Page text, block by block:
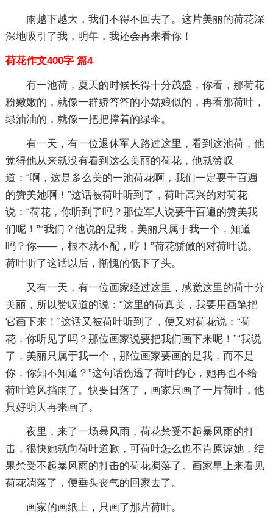
雨越下越大，我们不得不回去了。这片美丽的荷花深
深地吸引了我，明年，我还会再来看你！
荷花作文400字 篇4
有一池荷，夏天的时候长得十分茂盛，你看，那荷花
粉嫩嫩的，就像一群娇答答的小姑娘似的，再看那荷叶，
绿油油的，就像一把把撑着的绿伞。
有一天，有一位退休军人路过这里，看到这池荷，他
觉得他从来就没有看到这么美丽的荷花，他就赞叹
道：“啊，这是多么美的一池荷花啊，我们一定要千百遍
的赞美她啊！”这话被荷叶听到了，荷叶高兴的对荷花
说：“荷花，你听到了吗？那位军人说要千百遍的赞美我
们呢！”“我们？他说的是我，美丽只属于我一个，知道
吗？你——，根本就不配，哼！”荷花骄傲的对荷叶说。
荷叶听了这话以后，惭愧的低下了头。
又有一天，有一位画家经过这里，感觉这里的荷十分
美丽，所以赞叹道的说：“这里的荷真美，我要用画笔把
它画下来！”这话又被荷叶听到了，便又对荷花说：“荷
花，你听见了吗？那位画家说要把我们画下来呢！”“我说
了，美丽只属于我一个，那位画家要画的是我，而不是
你，你知不知道？”这句话伤透了荷叶的心，她再也不给
荷叶遮风挡雨了。快要日落了，画家只画了一片荷叶，他
只好明天再来画了。
夜里，来了一场暴风雨，荷花禁受不起暴风雨的打
击，很快她就向荷叶道歉，可荷叶怎么也不肯原谅她，结
果禁受不起暴风雨的打击的荷花凋落了。画家早上来看见
荷花凋落了，便垂头丧气的回家去了。
画家的画纸上，只画了那片荷叶。